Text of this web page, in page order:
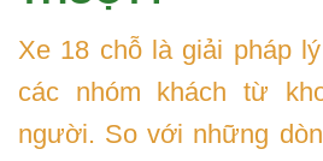
Xe 18 chỗ là giải pháp
các nhóm khách từ
người. So với những